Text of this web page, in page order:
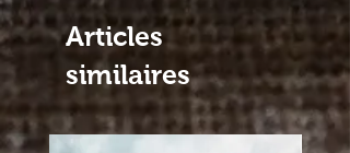
Articles
similaires